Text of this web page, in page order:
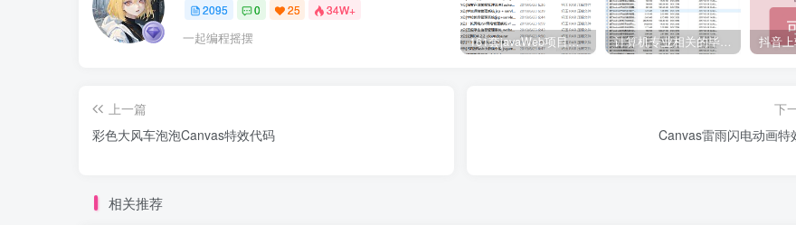
2095 0 25 34W+
一起编程摇摆 161套javaWeb项目源码免费分享 计算机专业相关的毕业设计论文合集免费下载
上一篇
彩色大风车泡泡Canvas特效代码
下
Canvas雷雨闪电动画特
相关推荐